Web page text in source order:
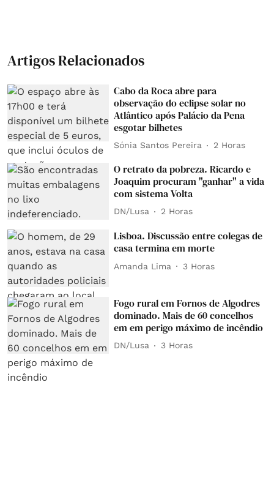
Artigos Relacionados
Cabo da Roca abre para
observação do eclipse solar no
Atlântico após Palácio da Pena
esgotar bilhetes
Sónia Santos Pereira 2 Horas
O retrato da pobreza. Ricardo e
Joaquim procuram "ganhar" a vida
com sistema Volta
DN/Lusa 2 Horas
Lisboa. Discussão entre colegas de
casa termina em morte
Amanda Lima 3 Horas
Fogo rural em Fornos de Algodres
dominado. Mais de 60 concelhos
em em perigo máximo de incêndio
DN/Lusa 3 Horas